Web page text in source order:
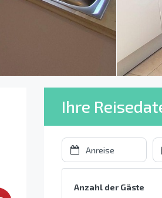
Ihre
Anzahl der Gäste